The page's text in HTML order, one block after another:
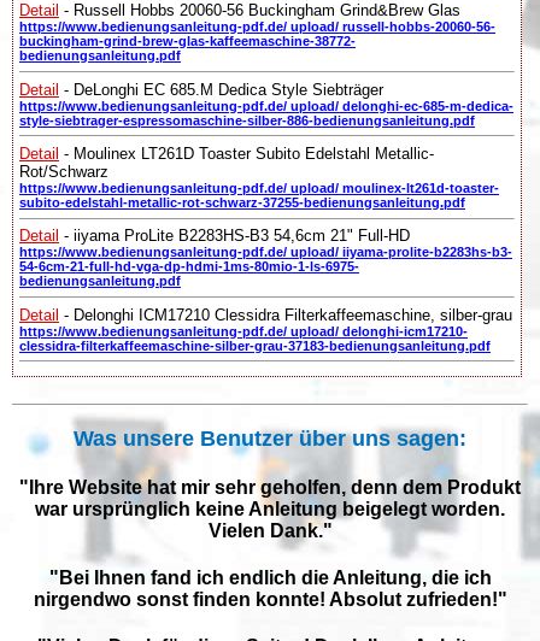
Detail - Russell Hobbs 20060-56 Buckingham Grind&Brew Glas
https://www.bedienungsanleitung-pdf.de/ upload/ russell-hobbs-20060-56-
buckingham-grind-brew-glas-kaffeemaschine-38772-
bedienungsanleitung.pdf
Detail - DeLonghi EC 685.M Dedica Style Siebträger
https://www.bedienungsanleitung-pdf.de/ upload/ delonghi-ec-685-m-dedica-
style-siebtrager-espressomaschine-silber-886-bedienungsanleitung.pdf
Detail - Moulinex LT261D Toaster Subito Edelstahl Metallic-
Rot/Schwarz
https://www.bedienungsanleitung-pdf.de/ upload/ moulinex-lt261d-toaster-
subito-edelstahl-metallic-rot-schwarz-37255-bedienungsanleitung.pdf
Detail - iiyama ProLite B2283HS-B3 54,6cm 21" Full-HD
https://www.bedienungsanleitung-pdf.de/ upload/ iiyama-prolite-b2283hs-b3-
54-6cm-21-full-hd-vga-dp-hdmi-1ms-80mio-1-ls-6975-
bedienungsanleitung.pdf
Detail - Delonghi ICM17210 Clessidra Filterkaffeemaschine, silber-grau
https://www.bedienungsanleitung-pdf.de/ upload/ delonghi-icm17210-
clessidra-filterkaffeemaschine-silber-grau-37183-bedienungsanleitung.pdf
Was unsere Benutzer über uns sagen:
"Ihre Website hat mir sehr geholfen, denn dem Produkt
war ursprünglich keine Anleitung beigelegt worden.
Vielen Dank."
"Bei Ihnen fand ich endlich die Anleitung, die ich
nirgendwo sonst finden konnte! Absolut zufrieden!"